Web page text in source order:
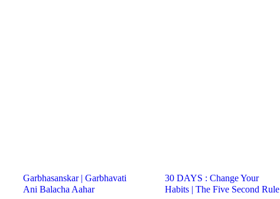
Garbhasanskar | Garbhavati
Ani Balacha Aahar
30 DAYS : Change Your
Habits | The Five Second Rule